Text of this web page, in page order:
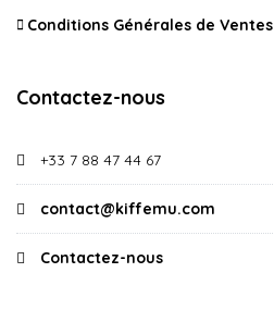
Conditions Générales de Ventes
Contactez-nous
+33 7 88 47 44 67
contact@kiffemu.com
Contactez-nous